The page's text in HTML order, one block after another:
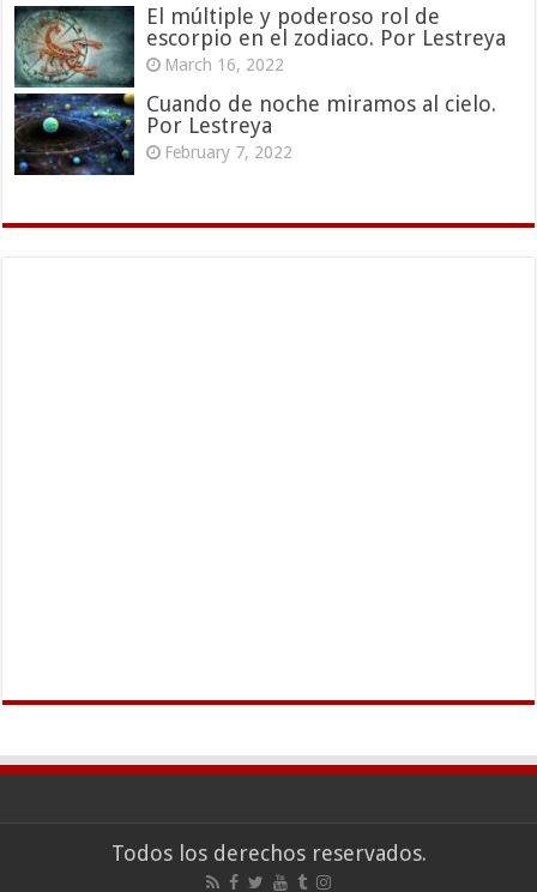
El múltiple y poderoso rol de
escorpio en el zodiaco. Por Lestreya
March 16, 2022
Cuando de noche miramos al cielo.
Por Lestreya
February 7, 2022
Todos los derechos reservados.